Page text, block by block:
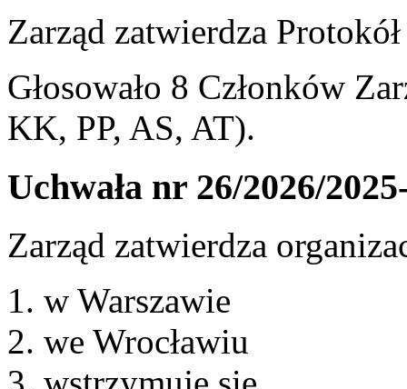
Zarząd zatwierdza
Głosowało 8 Członków
KK, PP, AS, AT).
Uchwała nr 26/2026/
Zarząd zatwierdza
w Warszawie
we Wrocławiu